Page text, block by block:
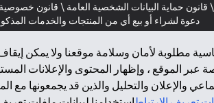
مطلوبة لأمان وسلامة موقعنا ولا يمكن
الموقع ، وإظهار المحتوى والإعلانات
والإعلان والتحليل والذين قد يجمعونها مع
\ قانون حماية البيانات الشخصية العامة \ قانون
دعوة لشراء أو بيع أي من المنتجات والخدمات
2025 citibank.ae